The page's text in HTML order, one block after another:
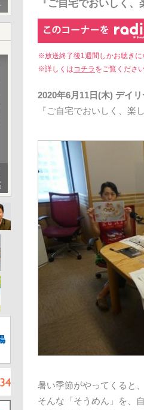
『ご自宅でおいしく
※放送終了後1週間しかお聴きに
※詳しくはコチラ をご覧くださ
2020年6月11日(木) デイ
『ご自宅でおいしく、楽
暑い季節がやってくると
そんな「そうめん」を、